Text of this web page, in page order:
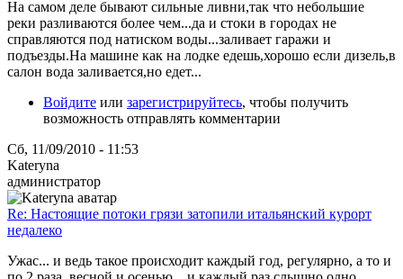
На самом деле бывают сильные ливни,так что небольшие
реки разливаются более чем...да и стоки в городах не
справляются под натиском воды...заливает гаражи и
подъезды.На машине как на лодке едешь,хорошо если дизель,в
салон вода заливается,но едет...
Войдите или зарегистрируйтесь, чтобы получить
возможность отправлять комментарии
Сб, 11/09/2010 - 11:53
Kateryna
администратор
Re: Настоящие потоки грязи затопили итальянский курорт
недалеко
Ужас... и ведь такое происходит каждый год, регулярно, а то и